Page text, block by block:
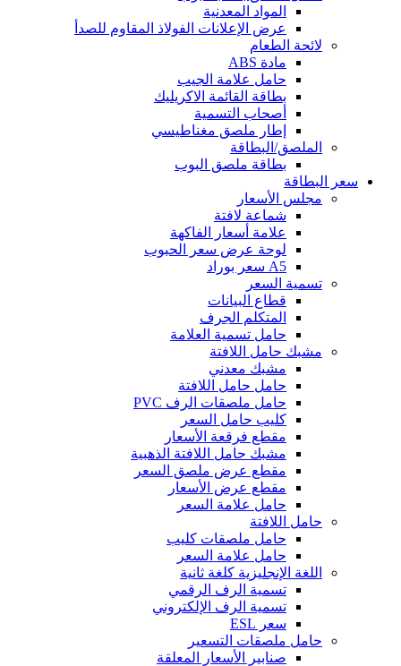
المواد المعدنية
عرض الإعلانات الفولاذ المقاوم للصدأ
لائحة الطعام
مادة ABS
حامل علامة الجيب
بطاقة القائمة الاكريليك
أصحاب التسمية
إطار ملصق مغناطيسي
الملصق/البطاقة
بطاقة ملصق البوب
سعر البطاقة
مجلس الأسعار
شماعة لافتة
علامة أسعار الفاكهة
لوحة عرض سعر الحبوب
A5 سعر بوراد
تسمية السعر
قطاع البيانات
المتكلم الجرف
حامل تسمية العلامة
مشبك حامل اللافتة
مشبك معدني
حامل حامل اللافتة
حامل ملصقات الرف PVC
كليب حامل السعر
مقطع فرقعة الأسعار
مشبك حامل اللافتة الذهبية
مقطع عرض ملصق السعر
مقطع عرض الأسعار
حامل علامة السعر
حامل اللافتة
حامل ملصقات كليب
حامل علامة السعر
اللغة الإنجليزية كلغة ثانية
تسمية الرف الرقمي
تسمية الرف الإلكتروني
سعر ESL
حامل ملصقات التسعير
صنابير الأسعار المعلقة